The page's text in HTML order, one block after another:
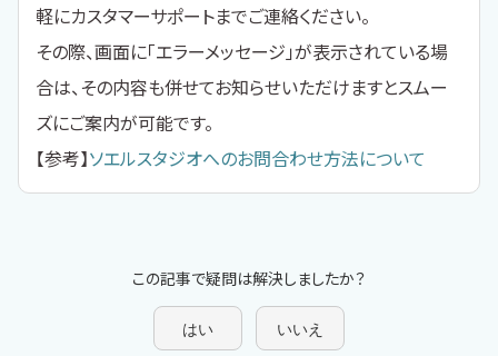
軽にカスタマーサポートまでご連絡ください。
その際、画面に「エラーメッセージ」が表示されている場
合は、その内容も併せてお知らせいただけますとスムー
ズにご案内が可能です。
【参考】ソエルスタジオへのお問合わせ方法について
この記事で疑問は解決しましたか？
はい いいえ